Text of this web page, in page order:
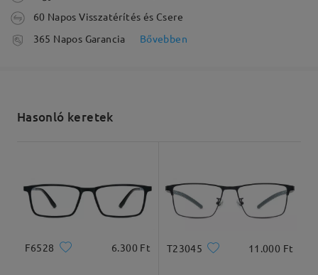
Arcforma:
Ovális
Archossz:
20.8cm/8.19inches
Arcszélesség:
14.5cm/5.71inches
Olvassa el az összes
feldolgozási idő
Kiszállítva
60 Napos Visszatérítés és Csere
365 Napos Garancia
Bővebben
Hasonló keretek
F6528 6.300 Ft T23045 11.000 Ft